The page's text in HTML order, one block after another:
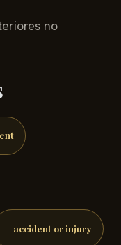
no
accident or injury